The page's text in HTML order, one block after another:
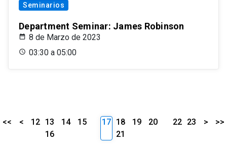
Seminarios
Department Seminar: James Robinson
8 de Marzo de 2023
03:30 a 05:00
<< < 12 13 14
15
16
17 18 19
20
21
22 23 > >>